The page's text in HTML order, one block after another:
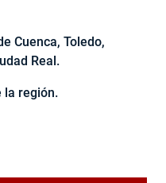
Cuenca, Toledo,
Real.
la región.